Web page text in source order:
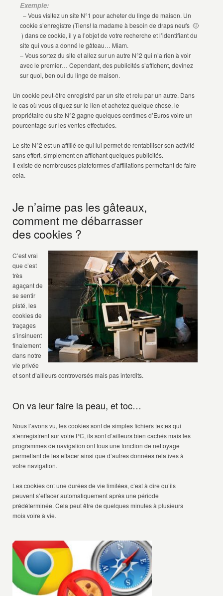
Exemple:
– Vous visitez un site N°1 pour acheter du linge de maison. Un
cookie s’enregistre (Tiens! la madame à besoin de draps neufs 🙂
) dans ce cookie, il y a l’objet de votre recherche et l’identifiant du
site qui vous a donné le gâteau… Miam.
– Vous sortez du site et allez sur un autre N°2 qui n’a rien à voir
avec le premier… Cependant, des publicités s’affichent, devinez
sur quoi, ben oui du linge de maison.
Un cookie peut-être enregistré par un site et relu par un autre. Dans
le cas où vous cliquez sur le lien et achetez quelque chose, le
propriétaire du site N°2 gagne quelques centimes d’Euros voire un
pourcentage sur les ventes effectuées.
Le site N°2 est un affilié ce qui lui permet de rentabiliser son activité
sans effort, simplement en affichant quelques publicités.
Il existe de nombreuses plateformes d’affiliations permettant de faire
cela.
Je n’aime pas les gâteaux,
comment me débarrasser
des cookies ?
C’est vrai
que c’est
très
agaçant de
se sentir
pisté, les
cookies de
traçages
s’insinuent
finalement
dans notre
vie privée
et sont d’ailleurs controversés mais pas interdits.
On va leur faire la peau, et toc…
Nous l’avons vu, les cookies sont de simples fichiers textes qui
s’enregistrent sur votre PC, ils sont d’ailleurs bien cachés mais les
programmes de navigation ont tous une fonction de nettoyage
permettant de les effacer ainsi que d’autres données relatives à
votre navigation.
Les cookies ont une durées de vie limitées, c’est à dire qu’ils
peuvent s’effacer automatiquement après une période
prédéterminée. Cela peut être de quelques minutes à plusieurs
mois voire à vie.